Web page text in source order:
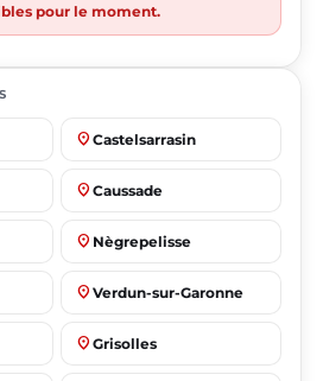
pour le moment.
place Castelsarrasin
place Caussade
place Nègrepelisse
place Verdun-sur-Garonne
place Grisolles